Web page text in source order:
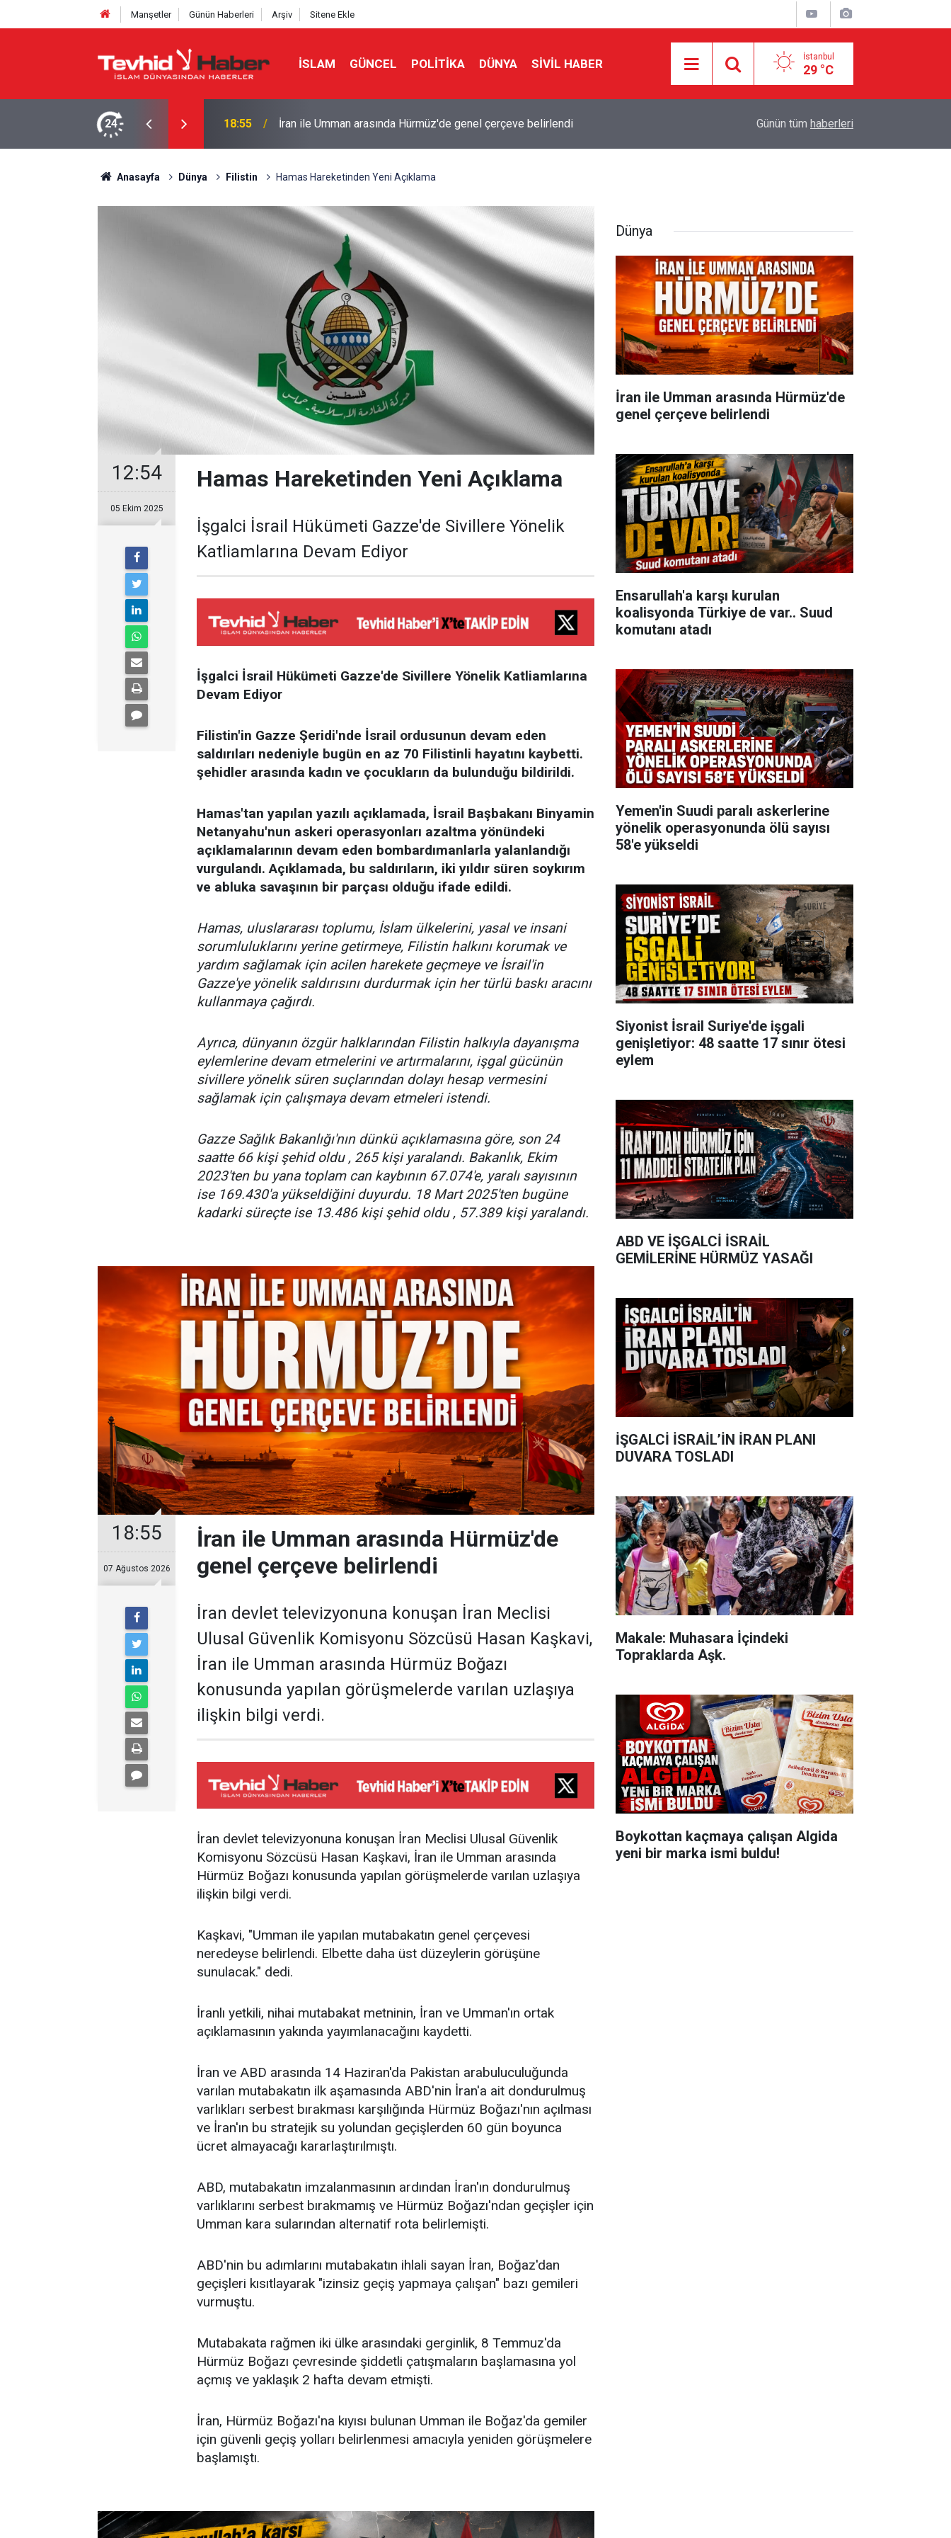
Manşetler Günün Haberleri Arşiv Sitene Ekle
İSLAM GÜNCEL POLITIKA DÜNYA SIVIL HABER İstanbul
29 °C
24
genel çerçeve belirlendi 16:09 Ensarullah'a karşı kurulan koalisyonda Türkiye de var.. Suud komutanı atadı Günün tüm haberleri
Anasayfa Dünya Filistin Hamas Hareketinden Yeni Açıklama
12:54
05 Ekim 2025
Hamas Hareketinden Yeni Açıklama
İşgalci İsrail Hükümeti Gazze'de Sivillere Yönelik
Katliamlarına Devam Ediyor
İşgalci İsrail Hükümeti Gazze'de Sivillere Yönelik Katliamlarına
Devam Ediyor
Filistin'in Gazze Şeridi'nde İsrail ordusunun devam eden
saldırıları nedeniyle bugün en az 70 Filistinli hayatını kaybetti.
şehidler arasında kadın ve çocukların da bulunduğu bildirildi.
Hamas'tan yapılan yazılı açıklamada, İsrail Başbakanı Binyamin
Netanyahu'nun askeri operasyonları azaltma yönündeki
açıklamalarının devam eden bombardımanlarla yalanlandığı
vurgulandı. Açıklamada, bu saldırıların, iki yıldır süren soykırım
ve abluka savaşının bir parçası olduğu ifade edildi.
Hamas, uluslararası toplumu, İslam ülkelerini, yasal ve insani
sorumluluklarını yerine getirmeye, Filistin halkını korumak ve
yardım sağlamak için acilen harekete geçmeye ve İsrail'in
Gazze'ye yönelik saldırısını durdurmak için her türlü baskı aracını
kullanmaya çağırdı.
Ayrıca, dünyanın özgür halklarından Filistin halkıyla dayanışma
eylemlerine devam etmelerini ve artırmalarını, işgal gücünün
sivillere yönelık süren suçlarından dolayı hesap vermesini
sağlamak için çalışmaya devam etmeleri istendi.
Gazze Sağlık Bakanlığı'nın dünkü açıklamasına göre, son 24
saatte 66 kişi şehid oldu , 265 kişi yaralandı. Bakanlık, Ekim
2023'ten bu yana toplam can kaybının 67.074'e, yaralı sayısının
ise 169.430'a yükseldiğini duyurdu. 18 Mart 2025'ten bugüne
kadarki süreçte ise 13.486 kişi şehid oldu , 57.389 kişi yaralandı.
18:55
07 Ağustos 2026
İran ile Umman arasında Hürmüz'de
genel çerçeve belirlendi
İran devlet televizyonuna konuşan İran Meclisi
Ulusal Güvenlik Komisyonu Sözcüsü Hasan Kaşkavi,
İran ile Umman arasında Hürmüz Boğazı
konusunda yapılan görüşmelerde varılan uzlaşıya
ilişkin bilgi verdi.
İran devlet televizyonuna konuşan İran Meclisi Ulusal Güvenlik
Komisyonu Sözcüsü Hasan Kaşkavi, İran ile Umman arasında
Hürmüz Boğazı konusunda yapılan görüşmelerde varılan uzlaşıya
ilişkin bilgi verdi.
Kaşkavi, "Umman ile yapılan mutabakatın genel çerçevesi
neredeyse belirlendi. Elbette daha üst düzeylerin görüşüne
sunulacak." dedi.
İranlı yetkili, nihai mutabakat metninin, İran ve Umman'ın ortak
açıklamasının yakında yayımlanacağını kaydetti.
İran ve ABD arasında 14 Haziran'da Pakistan arabuluculuğunda
varılan mutabakatın ilk aşamasında ABD'nin İran'a ait dondurulmuş
varlıkları serbest bırakması karşılığında Hürmüz Boğazı'nın açılması
ve İran'ın bu stratejik su yolundan geçişlerden 60 gün boyunca
ücret almayacağı kararlaştırılmıştı.
ABD, mutabakatın imzalanmasının ardından İran'ın dondurulmuş
varlıklarını serbest bırakmamış ve Hürmüz Boğazı'ndan geçişler için
Umman kara sularından alternatif rota belirlemişti.
ABD'nin bu adımlarını mutabakatın ihlali sayan İran, Boğaz'dan
geçişleri kısıtlayarak "izinsiz geçiş yapmaya çalışan" bazı gemileri
vurmuştu.
Mutabakata rağmen iki ülke arasındaki gerginlik, 8 Temmuz'da
Hürmüz Boğazı çevresinde şiddetli çatışmaların başlamasına yol
açmış ve yaklaşık 2 hafta devam etmişti.
İran, Hürmüz Boğazı'na kıyısı bulunan Umman ile Boğaz'da gemiler
için güvenli geçiş yolları belirlenmesi amacıyla yeniden görüşmelere
başlamıştı.
Dünya
İran ile Umman arasında Hürmüz'de
genel çerçeve belirlendi
Ensarullah'a karşı kurulan
koalisyonda Türkiye de var.. Suud
komutanı atadı
Yemen'in Suudi paralı askerlerine
yönelik operasyonunda ölü sayısı
58'e yükseldi
Siyonist İsrail Suriye'de işgali
genişletiyor: 48 saatte 17 sınır ötesi
eylem
ABD VE İŞGALCİ İSRAİL
GEMİLERİNE HÜRMÜZ YASAĞI
İŞGALCİ İSRAİL’İN İRAN PLANI
DUVARA TOSLADI
Makale: Muhasara İçindeki
Topraklarda Aşk.
Boykottan kaçmaya çalışan Algida
yeni bir marka ismi buldu!